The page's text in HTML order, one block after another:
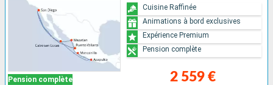
Pension complète 2 559 €
Cuisine Raffinée
Animations à bord exclusives
Expérience Premium
Pension complète